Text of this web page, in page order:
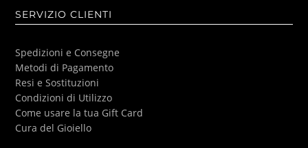
SERVIZIO CLIENTI
Spedizioni e Consegne
Metodi di Pagamento
Resi e Sostituzioni
Condizioni di Utilizzo
Come usare la tua Gift Card
Cura del Gioiello